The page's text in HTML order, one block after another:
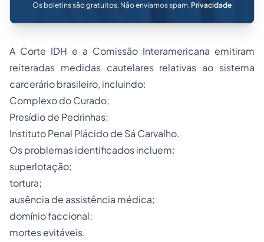
Os boletins são gratuitos. Não enviamos spam. Privacidade
A Corte IDH e a Comissão Interamericana emitiram
reiteradas medidas cautelares relativas ao sistema
carcerário brasileiro, incluindo:
Complexo do Curado;
Presídio de Pedrinhas;
Instituto Penal Plácido de Sá Carvalho.
Os problemas identificados incluem:
superlotação;
tortura;
ausência de assistência médica;
domínio faccional;
mortes evitáveis.